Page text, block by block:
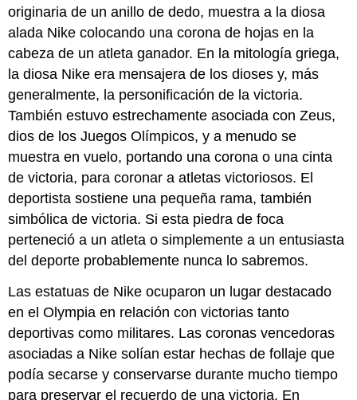
originaria de un anillo de dedo, muestra a la diosa
alada Nike colocando una corona de hojas en la
cabeza de un atleta ganador. En la mitología griega,
la diosa Nike era mensajera de los dioses y, más
generalmente, la personificación de la victoria.
También estuvo estrechamente asociada con Zeus,
dios de los Juegos Olímpicos, y a menudo se
muestra en vuelo, portando una corona o una cinta
de victoria, para coronar a atletas victoriosos. El
deportista sostiene una pequeña rama, también
simbólica de victoria. Si esta piedra de foca
perteneció a un atleta o simplemente a un entusiasta
del deporte probablemente nunca lo sabremos.
Las estatuas de Nike ocuparon un lugar destacado
en el Olympia en relación con victorias tanto
deportivas como militares. Las coronas vencedoras
asociadas a Nike solían estar hechas de follaje que
podía secarse y conservarse durante mucho tiempo
para preservar el recuerdo de una victoria. En